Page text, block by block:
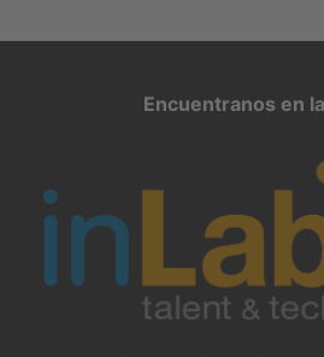
Encuentranos en